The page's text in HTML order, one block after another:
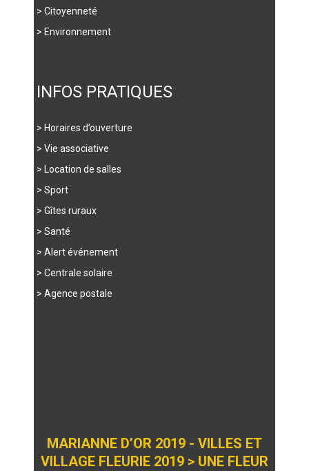
> Citoyenneté
> Environnement
INFOS PRATIQUES
> Horaires d’ouverture
> Vie associative
> Location de salles
> Sport
> Gîtes ruraux
> Santé
> Alert événement
> Centrale solaire
> Agence postale
MARIANNE D’OR 2019 - VILLES ET
VILLAGE FLEURIE 2019 > UNE FLEUR